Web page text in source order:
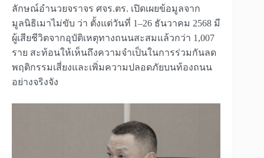
ลักษณ์อำนวยจราจร ศจร.ตร. เปิดเผยข้อมูลจาก
มูลนิธิเมาไม่ขับ ว่า ตั้งแต่วันที่ 1–26 ธันวาคม 2568 มี
ผู้เสียชีวิตจากอุบัติเหตุทางถนนสะสมแล้วกว่า 1,007
ราย สะท้อนให้เห็นถึงความจำเป็นในการร่วมกันลด
พฤติกรรมเสี่ยงและเพิ่มความปลอดภัยบนท้องถนน
อย่างจริงจัง